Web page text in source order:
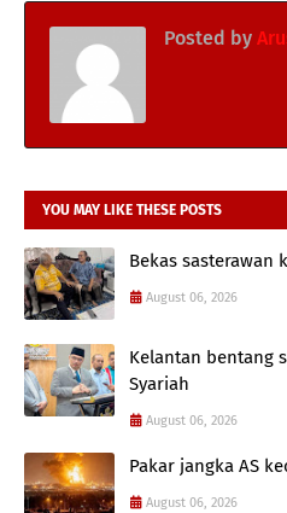
Posted by
YOU MAY LIKE THESE POSTS
Bekas
August 06, 2026
Kelantan bentang
Syariah
August 06, 2026
Pakar jangka AS
August 06, 2026